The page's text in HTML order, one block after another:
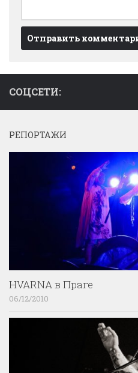
СОЦСЕТИ:
РЕПОРТАЖИ
HVARNA в Праге
06/12/2010